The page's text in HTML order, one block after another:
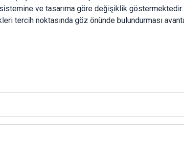
ve tasarıma göre değişiklik
tercih noktasında göz önünde bulundurması